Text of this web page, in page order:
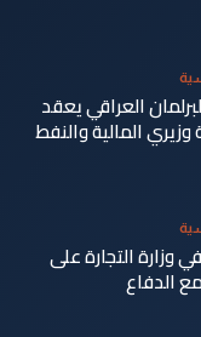
العراقي يعقد
المالية والنفط
وزارة التجارة على
الدفاع